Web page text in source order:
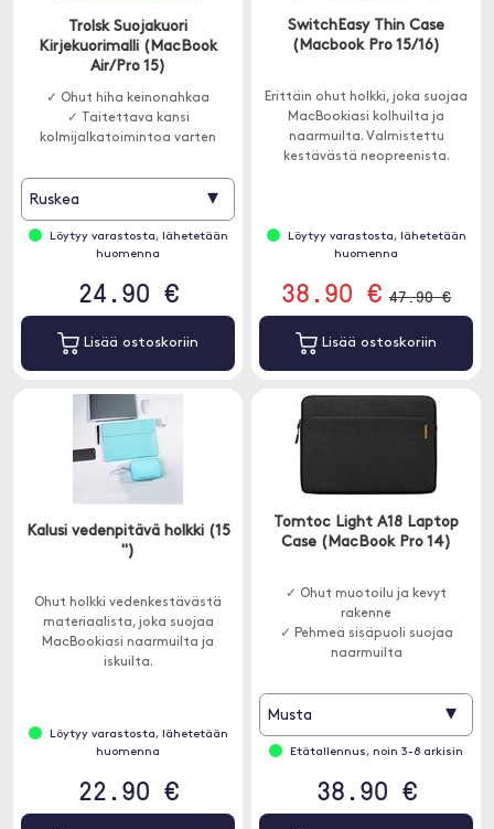
Trolsk Suojakuori
Kirjekuorimalli (MacBook
Air/Pro 15)
✓ Ohut hiha keinonahkaa
✓ Taitettava kansi
kolmijalkatoimintoa varten
Ruskea ▾
Löytyy varastosta, lähetetään
huomenna
24.90 €
Lisää ostoskoriin
SwitchEasy Thin Case
(Macbook Pro 15/16)
Erittäin ohut holkki, joka suojaa
MacBookiasi kolhuilta ja
naarmuilta. Valmistettu
kestävästä neopreenista.
Löytyy varastosta, lähetetään
huomenna
38.90 € 47.90 €
Lisää ostoskoriin
Kalusi vedenpitävä holkki (15
")
Ohut holkki vedenkestävästä
materiaalista, joka suojaa
MacBookiasi naarmuilta ja
iskuilta.
Löytyy varastosta, lähetetään
huomenna
22.90 €
Tomtoc Light A18 Laptop
Case (MacBook Pro 14)
✓ Ohut muotoilu ja kevyt
rakenne
✓ Pehmeä sisäpuoli suojaa
naarmuilta
Musta ▾
Etätallennus, noin 3-8 arkisin
38.90 €